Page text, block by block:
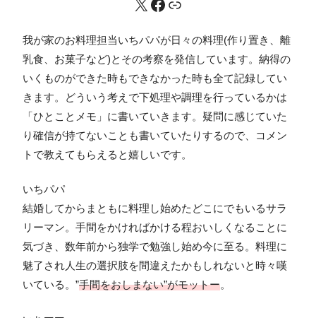
我が家のお料理担当いちパパが日々の料理(作り置き、離
乳食、お菓子など)とその考察を発信しています。納得の
いくものができた時もできなかった時も全て記録してい
きます。どういう考えで下処理や調理を行っているかは
「ひとことメモ」に書いていきます。疑問に感じていた
り確信が持てないことも書いていたりするので、コメン
トで教えてもらえると嬉しいです。
いちパパ
結婚してからまともに料理し始めたどこにでもいるサラ
リーマン。手間をかければかける程おいしくなることに
気づき、数年前から独学で勉強し始め今に至る。料理に
魅了され人生の選択肢を間違えたかもしれないと時々嘆
いている。”手間をおしまない”がモットー。